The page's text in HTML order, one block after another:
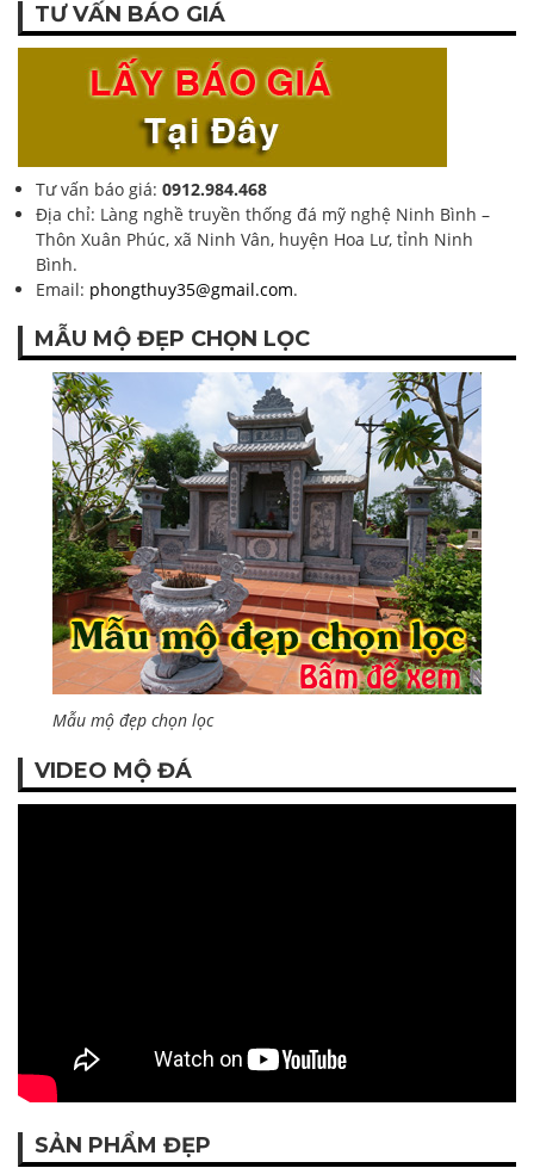
TƯ VẤN BÁO GIÁ
Tư vấn báo giá: 0912.984.468
Địa chỉ: Làng nghề truyền thống đá mỹ nghệ Ninh Bình –
Thôn Xuân Phúc, xã Ninh Vân, huyện Hoa Lư, tỉnh Ninh
Bình.
Email: phongthuy35@gmail.com.
MẪU MỘ ĐẸP CHỌN LỌC
Mẫu mộ đẹp chọn lọc
VIDEO MỘ ĐÁ
SẢN PHẨM ĐẸP